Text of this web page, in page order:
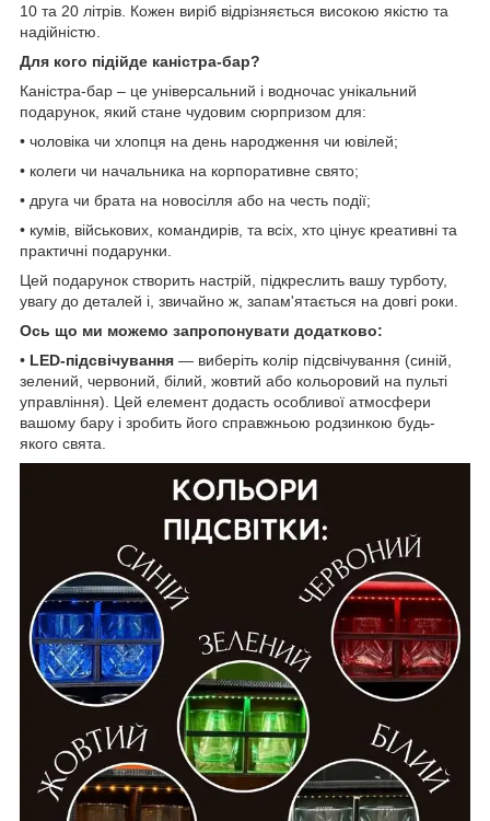
10 та 20 літрів. Кожен виріб відрізняється високою якістю та
надійністю.
Для кого підійде каністра-бар?
Каністра-бар – це універсальний і водночас унікальний
подарунок, який стане чудовим сюрпризом для:
• чоловіка чи хлопця на день народження чи ювілей;
• колеги чи начальника на корпоративне свято;
• друга чи брата на новосілля або на честь події;
• кумів, військових, командирів, та всіх, хто цінує креативні та
практичні подарунки.
Цей подарунок створить настрій, підкреслить вашу турботу,
увагу до деталей і, звичайно ж, запам'ятається на довгі роки.
Ось що ми можемо запропонувати додатково:
• LED-підсвічування — виберіть колір підсвічування (синій,
зелений, червоний, білий, жовтий або кольоровий на пульті
управління). Цей елемент додасть особливої ​​атмосфери
вашому бару і зробить його справжньою родзинкою будь-
якого свята.